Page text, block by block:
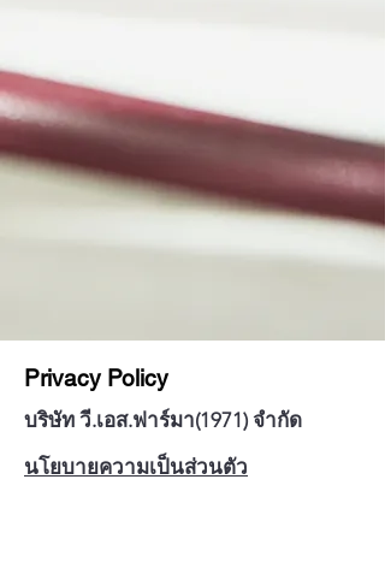
Privacy Policy
บริษัท วี.เอส.ฟาร์มา(1971) จำกัด
นโยบายความเป็นส่วนตัว